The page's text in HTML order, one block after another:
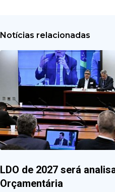
Notícias relacionadas
LDO de 2027 será
Orçamentária